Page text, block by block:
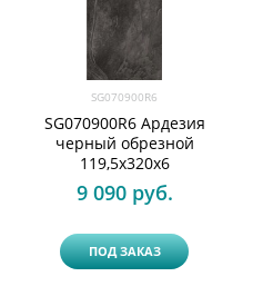
SG070900R6
SG070900R6 Ардезия
черный обрезной
119,5x320х6
9 090 руб.
ПОД ЗАКАЗ